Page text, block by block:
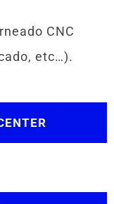
CNC
etc…).